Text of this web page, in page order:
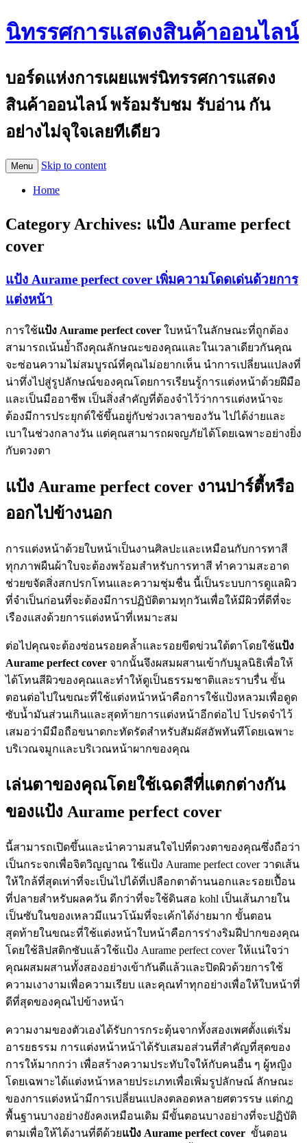
นิทรรศการแสดงสินค้าออนไลน์
บอร์ดแห่งการเผยแพร่นิทรรศการแสดง
สินค้าออนไลน์ พร้อมรับชม รับอ่าน กัน
อย่างไม่จุใจเลยทีเดียว
Menu Skip to content
Home
Category Archives: แป้ง Aurame perfect
cover
แป้ง Aurame perfect cover เพิ่มความโดดเด่นด้วยการ
แต่งหน้า
การใช้แป้ง Aurame perfect cover ใบหน้าในลักษณะที่ถูกต้อง
สามารถเน้นย้ำถึงคุณลักษณะของคุณและในเวลาเดียวกันคุณ
จะซ่อนความไม่สมบูรณ์ที่คุณไม่อยากเห็น นำการเปลี่ยนแปลงที่
น่าทึ่งไปสู่รูปลักษณ์ของคุณโดยการเรียนรู้การแต่งหน้าด้วยฝีมือ
และเป็นมืออาชีพ เป็นสิ่งสำคัญที่ต้องจำไว้ว่าการแต่งหน้าจะ
ต้องมีการประยุกต์ใช้ขึ้นอยู่กับช่วงเวลาของวัน ไปได้ง่ายและ
เบาในช่วงกลางวัน แต่คุณสามารถผจญภัยได้โดยเฉพาะอย่างยิ่ง
กับดวงตา
แป้ง Aurame perfect cover งานปาร์ตี้หรือ
ออกไปข้างนอก
การแต่งหน้าด้วยใบหน้าเป็นงานศิลปะและเหมือนกับการทาสี
ทุกภาพผืนผ้าใบจะต้องพร้อมสำหรับการทาสี ทำความสะอาด
ช่วยขจัดสิ่งสกปรกโทนและความชุ่มชื่น นี้เป็นระบบการดูแลผิว
ที่จำเป็นก่อนที่จะต้องมีการปฏิบัติตามทุกวันเพื่อให้มีผิวที่ดีที่จะ
เรืองแสงด้วยการแต่งหน้าที่เหมาะสม
ต่อไปคุณจะต้องซ่อนรอยคล้ำและรอยขีดข่วนใต้ตาโดยใช้แป้ง
Aurame perfect cover จากนั้นจึงผสมผสานเข้ากับมูลนิธิเพื่อให้
ได้โทนสีผิวของคุณและทำให้ดูเป็นธรรมชาติและราบรื่น ขั้น
ตอนต่อไปในขณะที่ใช้แต่งหน้าหน้าคือการใช้แป้งหลวมเพื่อดูด
ซับน้ำมันส่วนเกินและสุดท้ายการแต่งหน้าอีกต่อไป โปรดจำไว้
เสมอว่ามีมือถือขนาดกะทัดรัดสำหรับสัมผัสอัพทันทีโดยเฉพาะ
บริเวณจมูกและบริเวณหน้าผากของคุณ
เล่นตาของคุณโดยใช้เฉดสีที่แตกต่างกัน
ของแป้ง Aurame perfect cover
นี้สามารถเปิดขึ้นและนำความสนใจไปที่ดวงตาของคุณซึ่งถือว่า
เป็นกระจกเพื่อจิตวิญญาณ ใช้แป้ง Aurame perfect cover วาดเส้น
ให้ใกล้ที่สุดเท่าที่จะเป็นไปได้ที่เปลือกตาด้านนอกและรอยเปื้อน
ที่ปลายสำหรับผลควัน ดีกว่าที่จะใช้ดินสอ kohl เป็นเส้นภายใน
เป็นซับในของเหลวมีแนวโน้มที่จะเค้กได้ง่ายมาก ขั้นตอน
สุดท้ายในขณะที่ใช้แต่งหน้าใบหน้าคือการร่างริมฝีปากของคุณ
โดยใช้ลิปสติกซับแล้วใช้แป้ง Aurame perfect cover ให้แน่ใจว่า
คุณผสมผสานทั้งสองอย่างเข้ากันดีแล้วและปิดผิวด้วยการใช้
ความเงางามเพื่อความเรียบ และคุณทำทุกอย่างเพื่อให้ใบหน้าที่
ดีที่สุดของคุณไปข้างหน้า
ความงามของตัวเองได้รับการกระตุ้นจากทั้งสองเพศตั้งแต่เริ่ม
อารยธรรม การแต่งหน้าหน้าได้รับเสมอส่วนที่สำคัญที่สุดของ
การให้มากกว่า เพื่อสร้างความประทับใจให้กับคนอื่น ๆ ผู้หญิง
โดยเฉพาะได้แต่งหน้าหลายประเภทเพื่อเพิ่มรูปลักษณ์ ลักษณะ
ของการแต่งหน้ามีการเปลี่ยนแปลงตลอดหลายศตวรรษ แต่กฎ
พื้นฐานบางอย่างยังคงเหมือนเดิม มีขั้นตอนบางอย่างที่จะปฏิบัติ
ตามเพื่อให้ได้งานที่ดีด้วยแป้ง Aurame perfect cover ขั้นตอน